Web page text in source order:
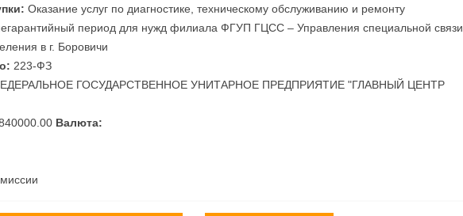
Оказание услуг по диагностике, техническому обслуживанию и ремонту
период для нужд филиала ФГУП ГЦСС – Управления специальной связи
в г. Боровичи
223-ФЗ
ГОСУДАРСТВЕННОЕ УНИТАРНОЕ ПРЕДПРИЯТИЕ "ГЛАВНЫЙ ЦЕНТР
Валюта: